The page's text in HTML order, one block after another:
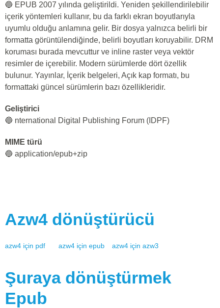
🔵 EPUB 2007 yılında geliştirildi. Yeniden şekillendirilebilir
içerik yöntemleri kullanır, bu da farklı ekran boyutlarıyla
uyumlu olduğu anlamına gelir. Bir dosya yalnızca belirli bir
formatta görüntülendiğinde, belirli boyutları koruyabilir. DRM
koruması burada mevcuttur ve inline raster veya vektör
resimler de içerebilir. Modern sürümlerde dört özellik
bulunur. Yayınlar, İçerik belgeleri, Açık kap formatı, bu
formattaki güncel sürümlerin bazı özellikleridir.
Geliştirici
🔵 nternational Digital Publishing Forum (IDPF)
MIME türü
🔵 application/epub+zip
Azw4 dönüştürücü
azw4 için pdf azw4 için epub azw4 için azw3
Şuraya dönüştürmek
Epub